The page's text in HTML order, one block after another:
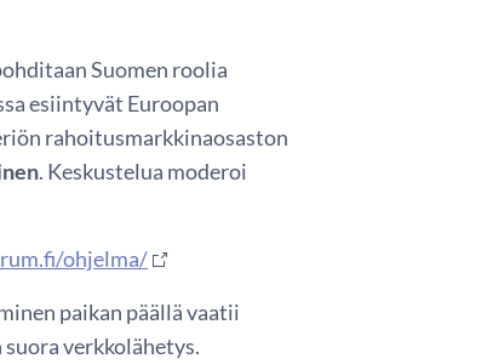
Suomen roolia
esiintyvät Euroopan
rahoitusmarkkinaosaston
. Keskustelua moderoi
ohjelma/
paikan päällä vaatii
verkkolähetys.